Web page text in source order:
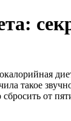
такое
сбросить от